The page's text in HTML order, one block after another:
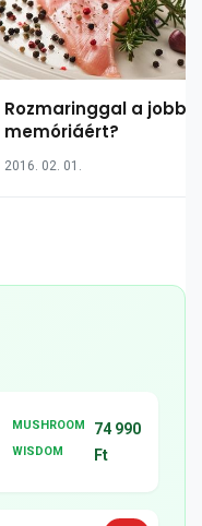
Rozmaringgal a jobb
memóriáért?
2016. 02. 01.
MUSHROOM
WISDOM
74 990
Ft